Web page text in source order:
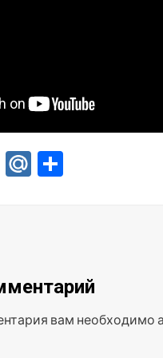
Odnoklassniki
Mail.Ru
вам необходимо